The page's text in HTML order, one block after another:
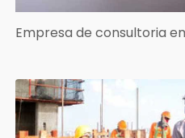
Empresa de consultoria